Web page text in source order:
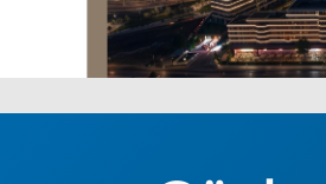
Ünlü çift bir etkinliğe daha katılmama